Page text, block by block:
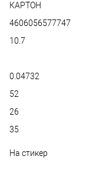
КАРТОН
4606056577747
10.7
0.04732
52
26
35
На стикер